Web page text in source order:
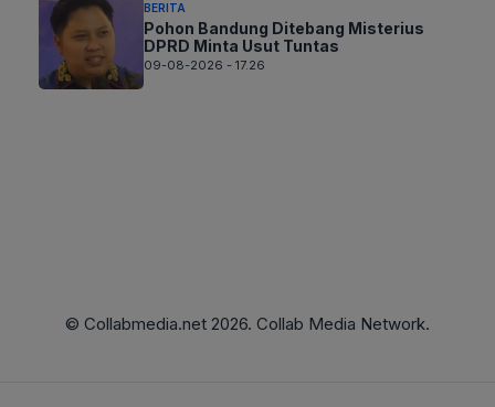
BERITA
Pohon Bandung Ditebang Misterius
DPRD Minta Usut Tuntas
09-08-2026 - 17.26
© Collabmedia.net 2026. Collab Media Network.